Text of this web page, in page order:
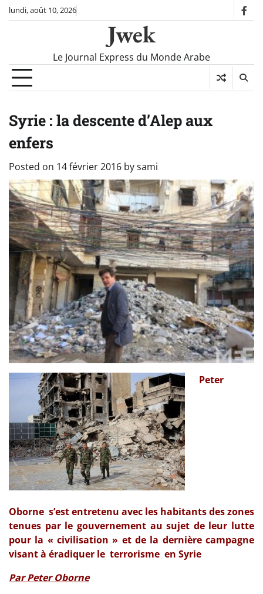
Skiplundi, août 10, 2026
Jwek
Le Journal Express du Monde Arabe
Syrie : la descente d’Alep aux
enfers
Posted on 14 février 2016 bysami
Peter
Oborne s’est entretenu avec les habitants des zones
tenues par le gouvernement au sujet de leur lutte
pour la « civilisation » et de la dernière campagne
visant à éradiquer le terrorisme en Syrie
Par Peter Oborne